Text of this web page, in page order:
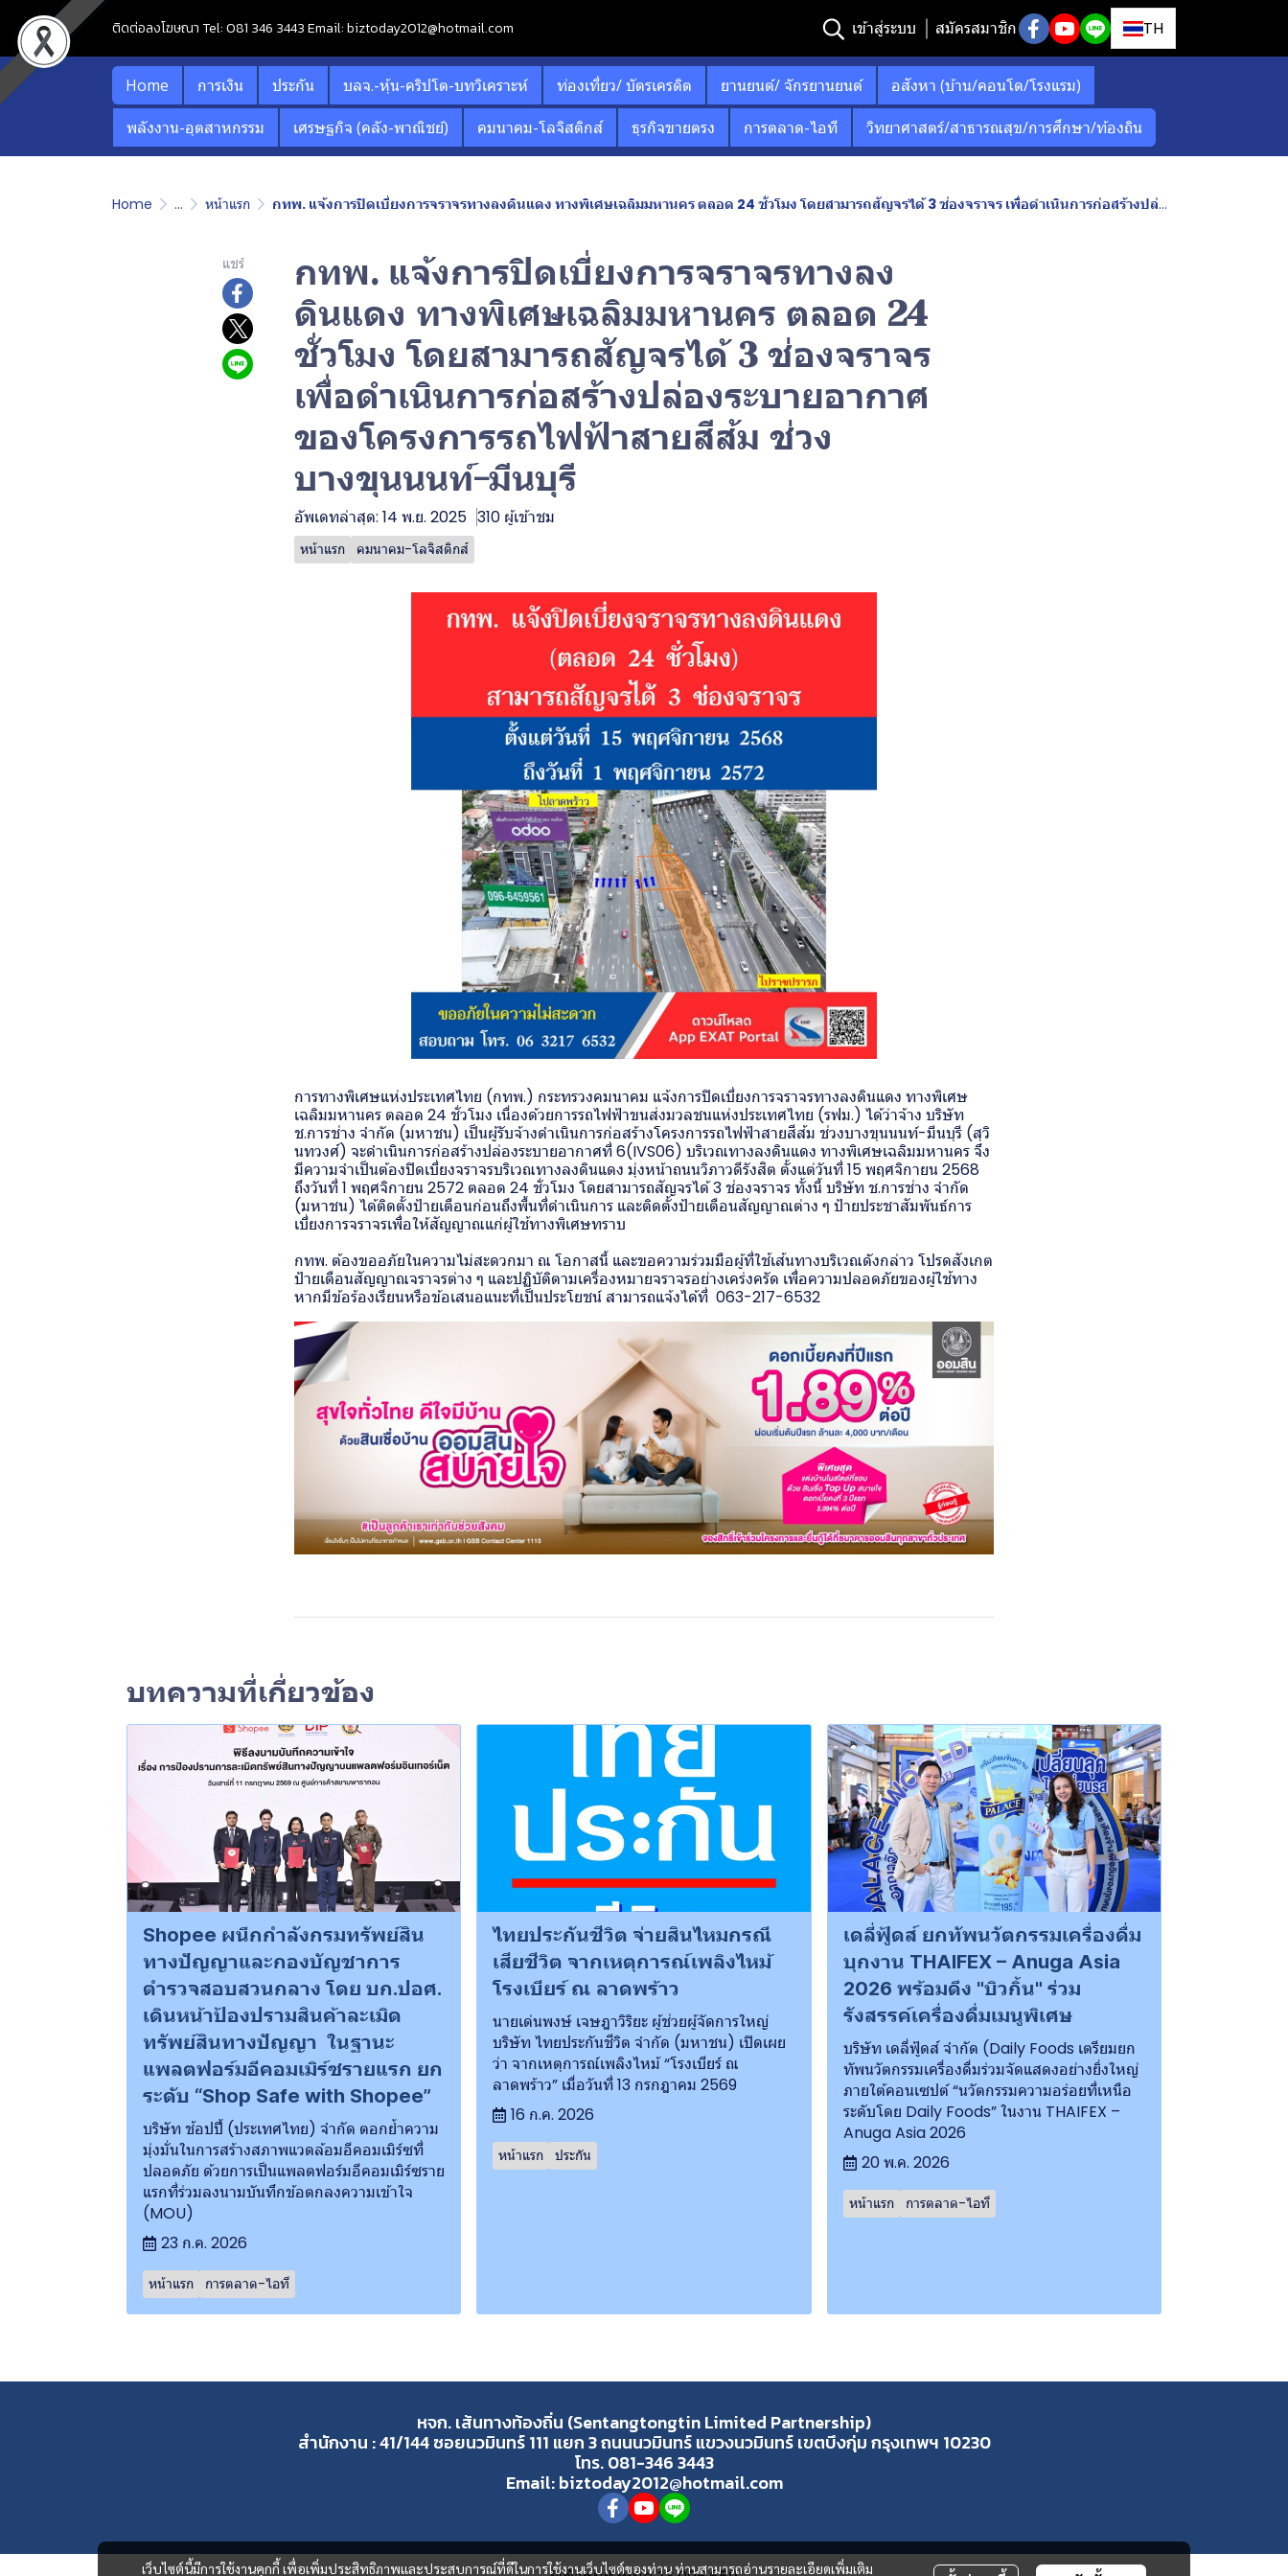
ติดต่อลงโฆษณา Tel: 081 346 3443 Email: biztoday2012@hotmail.com เข้าสู่ระบบ สมัครสมาชิก TH
Home การเงิน ประกัน บลจ.-หุ้น-คริปโต-บทวิเคราะห์ ท่องเที่ยว/ บัตรเครดิต ยานยนต์/ จักรยานยนต์
อสังหา (บ้าน/คอนโด/โรงแรม)
พลังงาน-อุตสาหกรรม
เศรษฐกิจ (คลัง-พาณิชย์) คมนาคม-โลจิสติกส์ ธุรกิจขายตรง การตลาด-ไอที วิทยาศาสตร์/สาธารณสุข/การศึกษา/ท้องถิน
Home ... หน้าแรก กทพ. แจ้งการปิดเบี่ยงการจราจรทางลงดินแดง ทางพิเศษเฉลิมมหานคร ตลอด 24 ชั่วโมง โดยสามารถสัญจรได้ 3 ช่องจราจร เพื่อดำเนินการก่อสร้างปล่องระบายอากาศ ของโครงการรถไฟฟ้าสายสีส้ม ช่วงบางขุนนนท์-มีนบุรี
แชร์
กทพ. แจ้งการปิดเบี่ยงการจราจรทางลง
ดินแดง ทางพิเศษเฉลิมมหานคร ตลอด 24
ชั่วโมง โดยสามารถสัญจรได้ 3 ช่องจราจร
เพื่อดำเนินการก่อสร้างปล่องระบายอากาศ
ของโครงการรถไฟฟ้าสายสีส้ม ช่วง
บางขุนนนท์-มีนบุรี
อัพเดทล่าสุด: 14 พ.ย. 2025 310 ผู้เข้าชม
หน้าแรก คมนาคม-โลจิสติกส์
การทางพิเศษแห่งประเทศไทย (กทพ.) กระทรวงคมนาคม แจ้งการปิดเบี่ยงการจราจรทางลงดินแดง ทางพิเศษ
เฉลิมมหานคร ตลอด 24 ชั่วโมง เนื่องด้วยการรถไฟฟ้าขนส่งมวลชนแห่งประเทศไทย (รฟม.) ได้ว่าจ้าง บริษัท
ช.การช่าง จำกัด (มหาชน) เป็นผู้รับจ้างดำเนินการก่อสร้างโครงการรถไฟฟ้าสายสีส้ม ช่วงบางขุนนนท์-มีนบุรี (สุวิ
นทวงศ์) จะดำเนินการก่อสร้างปล่องระบายอากาศที่ 6(IVS06) บริเวณทางลงดินแดง ทางพิเศษเฉลิมมหานคร จึง
มีความจำเป็นต้องปิดเบี่ยงจราจรบริเวณทางลงดินแดง มุ่งหน้าถนนวิภาวดีรังสิต ตั้งแต่วันที่ 15 พฤศจิกายน 2568
ถึงวันที่ 1 พฤศจิกายน 2572 ตลอด 24 ชั่วโมง โดยสามารถสัญจรได้ 3 ช่องจราจร ทั้งนี้ บริษัท ช.การช่าง จำกัด
(มหาชน) ได้ติดตั้งป้ายเตือนก่อนถึงพื้นที่ดำเนินการ และติดตั้งป้ายเตือนสัญญาณต่าง ๆ ป้ายประชาสัมพันธ์การ
เบี่ยงการจราจรเพื่อให้สัญญาณแก่ผู้ใช้ทางพิเศษทราบ
กทพ. ต้องขออภัยในความไม่สะดวกมา ณ โอกาสนี้ และขอความร่วมมือผู้ที่ใช้เส้นทางบริเวณดังกล่าว โปรดสังเกต
ป้ายเตือนสัญญาณจราจรต่าง ๆ และปฏิบัติตามเครื่องหมายจราจรอย่างเคร่งครัด เพื่อความปลอดภัยของผู้ใช้ทาง
หากมีข้อร้องเรียนหรือข้อเสนอแนะที่เป็นประโยชน์ สามารถแจ้งได้ที่ 063-217-6532
บทความที่เกี่ยวข้อง
Shopee ผนึกกำลังกรมทรัพย์สิน
ทางปัญญาและกองบัญชาการ
ตํารวจสอบสวนกลาง โดย บก.ปอศ.
เดินหน้าป้องปรามสินค้าละเมิด
ทรัพย์สินทางปัญญา ในฐานะ
แพลตฟอร์มอีคอมเมิร์ซรายแรก ยก
ระดับ “Shop Safe with Shopee”
บริษัท ช้อปปี้ (ประเทศไทย) จำกัด ตอกย้ำความ
มุ่งมั่นในการสร้างสภาพแวดล้อมอีคอมเมิร์ซที่
ปลอดภัย ด้วยการเป็นแพลตฟอร์มอีคอมเมิร์ซราย
แรกที่ร่วมลงนามบันทึกข้อตกลงความเข้าใจ
(MOU)
23 ก.ค. 2026
หน้าแรก การตลาด-ไอที
ไทยประกันชีวิต จ่ายสินไหมกรณี
เสียชีวิต จากเหตุการณ์เพลิงไหม้
โรงเบียร์ ณ ลาดพร้าว
นายเด่นพงษ์ เจษฎาวิริยะ ผู้ช่วยผู้จัดการใหญ่
บริษัท ไทยประกันชีวิต จำกัด (มหาชน) เปิดเผย
ว่า จากเหตุการณ์เพลิงไหม้ “โรงเบียร์ ณ
ลาดพร้าว” เมื่อวันที่ 13 กรกฎาคม 2569
16 ก.ค. 2026
หน้าแรก ประกัน
เดลี่ฟู้ดส์ ยกทัพนวัตกรรมเครื่องดื่ม
บุกงาน THAIFEX – Anuga Asia
2026 พร้อมดึง "บิวกิ้น" ร่วม
รังสรรค์เครื่องดื่มเมนูพิเศษ
บริษัท เดลี่ฟู้ดส์ จำกัด (Daily Foods เตรียมยก
ทัพนวัตกรรมเครื่องดื่มร่วมจัดแสดงอย่างยิ่งใหญ่
ภายใต้คอนเซปต์ “นวัตกรรมความอร่อยที่เหนือ
ระดับโดย Daily Foods” ในงาน THAIFEX –
Anuga Asia 2026
20 พ.ค. 2026
หน้าแรก การตลาด-ไอที
เว็บไซต์นี้มีการใช้งานคุกกี้ เพื่อเพิ่มประสิทธิภาพและประสบการณ์ที่ดีในการใช้งานเว็บไซต์ของท่าน ท่านสามารถอ่านรายละเอียดเพิ่มเติม
หจก. เส้นทางท้องถิ่น (Sentangtongtin Limited Partnership)
สำนักงาน : 41/144 ซอยนวมินทร์ 111 แยก 3 ถนนนวมินทร์ แขวงนวมินทร์ เขตบึงกุ่ม กรุงเทพฯ 10230
โทร. 081-346 3443
Email: biztoday2012@hotmail.com